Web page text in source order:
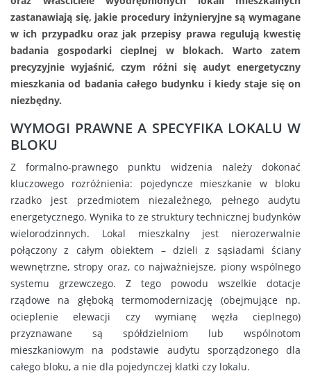
zastanawiają się, jakie procedury inżynieryjne są wymagane
w ich przypadku oraz jak przepisy prawa regulują kwestię
badania gospodarki cieplnej w blokach. Warto zatem
precyzyjnie wyjaśnić, czym różni się audyt energetyczny
mieszkania od badania całego budynku i kiedy staje się on
niezbędny.
WYMOGI PRAWNE A SPECYFIKA LOKALU W
BLOKU
Z formalno-prawnego punktu widzenia należy dokonać
kluczowego rozróżnienia: pojedyncze mieszkanie w bloku
rzadko jest przedmiotem niezależnego, pełnego audytu
energetycznego. Wynika to ze struktury technicznej budynków
wielorodzinnych. Lokal mieszkalny jest nierozerwalnie
połączony z całym obiektem – dzieli z sąsiadami ściany
wewnętrzne, stropy oraz, co najważniejsze, piony wspólnego
systemu grzewczego. Z tego powodu wszelkie dotacje
rządowe na głęboką termomodernizację (obejmujące np.
ocieplenie elewacji czy wymianę węzła cieplnego)
przyznawane są spółdzielniom lub wspólnotom
mieszkaniowym na podstawie audytu sporządzonego dla
całego bloku, a nie dla pojedynczej klatki czy lokalu.